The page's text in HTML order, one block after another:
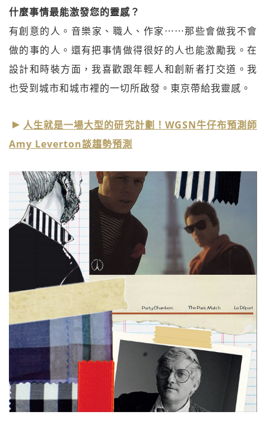
什麼事情最能激發您的靈感？
有創意的人。音樂家、職人、作家⋯⋯那些會做我不會
做的事的人。還有把事情做得很好的人也能激勵我。在
設計和時裝方面，我喜歡跟年輕人和創新者打交道。我
也受到城市和城市裡的一切所啟發。東京帶給我靈感。
人生就是一場大型的研究計劃！WGSN牛仔布預測師
Amy Leverton談趨勢預測